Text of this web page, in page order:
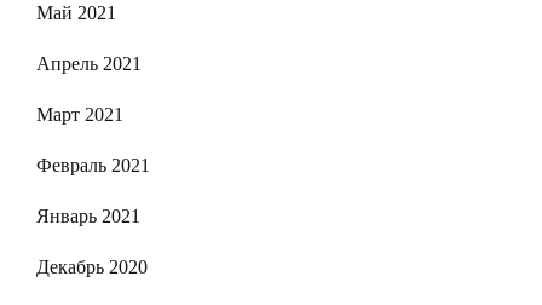
Май 2021
Апрель 2021
Март 2021
Февраль 2021
Январь 2021
Декабрь 2020